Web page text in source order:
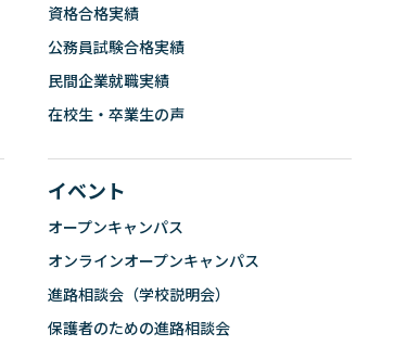
資格合格実績
公務員試験合格実績
民間企業就職実績
在校生・卒業生の声
イベント
オープンキャンパス
オンラインオープンキャンパス
進路相談会（学校説明会）
保護者のための進路相談会